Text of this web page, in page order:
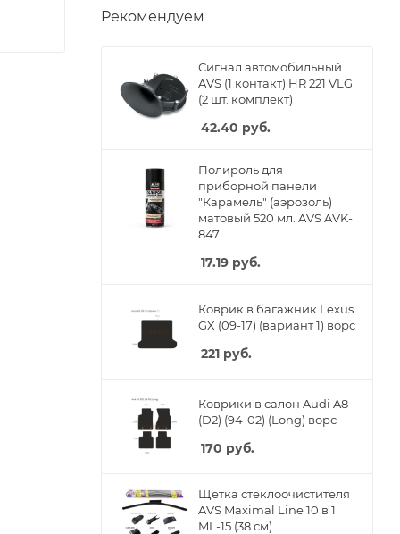
Рекомендуем
Сигнал автомобильный
AVS (1 контакт) HR 221 VLG
(2 шт. комплект)
42.40 руб.
Полироль для
приборной панели
"Карамель" (аэрозоль)
матовый 520 мл. AVS AVK-
847
17.19 руб.
Коврик в багажник Lexus
GX (09-17) (вариант 1) ворс
221 руб.
Коврики в салон Audi A8
(D2) (94-02) (Long) ворс
170 руб.
Щетка стеклоочистителя
AVS Maximal Line 10 в 1
ML-15 (38 см)